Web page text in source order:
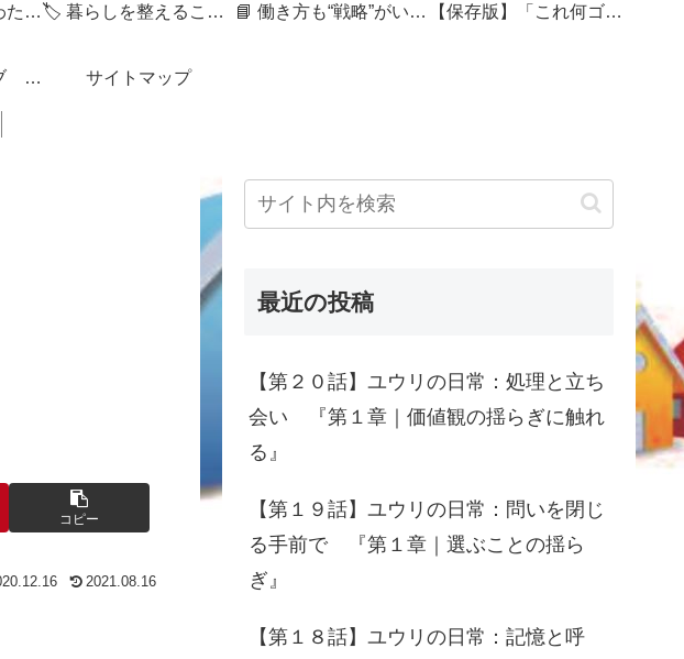
記録の交差点で、わたしを編みなおす 🏷 暮らしを整えることは、未来を編むこと 📘 働き方も“戦略”がいる──セカンドキャリアを組み直す50代の記録 【保存版】「これ何ゴミ？」で迷ったら｜捨てづらさをスコアで見える化する処分ガイド
過去記事アーカイブ 「思い立ったが吉日ぶろぐ」 ブログの内容 一覧 リンク集 サイトマップ
コピー
2021.08.16
最近の投稿
【第２０話】ユウリの日常：処理と立ち
会い 『第１章｜価値観の揺らぎに触れ
る』
【第１９話】ユウリの日常：問いを閉じ
る手前で 『第１章｜選ぶことの揺ら
ぎ』
【第１８話】ユウリの日常：記憶と呼